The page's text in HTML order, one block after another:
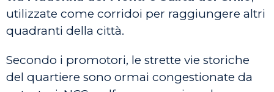
utilizzate come corridoi per raggiungere altri
quadranti della città.
Secondo i promotori, le strette vie storiche
del quartiere sono ormai congestionate da